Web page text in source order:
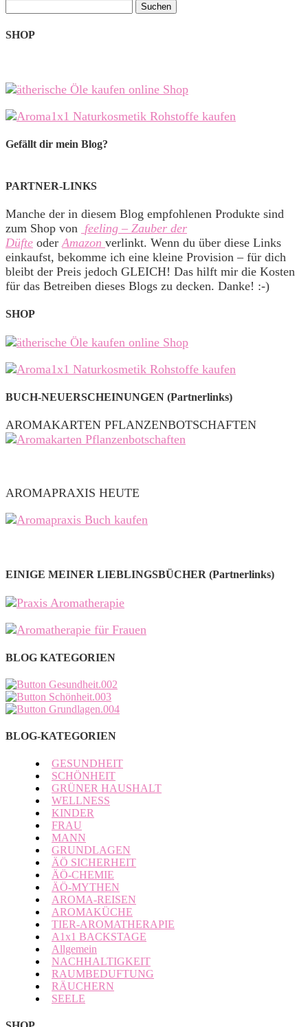
nach:
SHOP
Gefällt dir mein Blog?
PARTNER-LINKS
Manche der in diesem Blog empfohlenen Produkte sind
zum Shop von feeling – Zauber der
Düfte oderAmazon verlinkt. Wenn du über diese Links
einkaufst, bekomme ich eine kleine Provision – für dich
bleibt der Preis jedoch GLEICH! Das hilft mir die Kosten
für das Betreiben dieses Blogs zu decken. Danke! :-)
SHOP
BUCH-NEUERSCHEINUNGEN (Partnerlinks)
AROMAKARTEN PFLANZENBOTSCHAFTEN
AROMAPRAXIS HEUTE
EINIGE MEINER LIEBLINGSBÜCHER (Partnerlinks)
BLOG KATEGORIEN
BLOG-KATEGORIEN
GESUNDHEIT
SCHÖNHEIT
GRÜNER HAUSHALT
WELLNESS
KINDER
FRAU
MANN
GRUNDLAGEN
ÄÖ SICHERHEIT
ÄÖ-CHEMIE
ÄÖ-MYTHEN
AROMA-REISEN
AROMAKÜCHE
TIER-AROMATHERAPIE
A1x1 BACKSTAGE
Allgemein
NACHHALTIGKEIT
RAUMBEDUFTUNG
RÄUCHERN
SEELE